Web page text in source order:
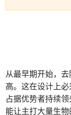
从最早期开始，
高。这在设计上必
占据优势者持续
能让主打大量生